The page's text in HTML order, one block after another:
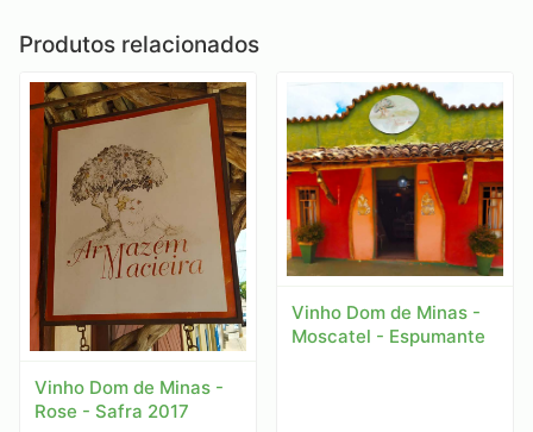
Produtos relacionados
Vinho Dom de Minas -
Rose - Safra 2017
Vinho Dom de Minas -
Moscatel - Espumante